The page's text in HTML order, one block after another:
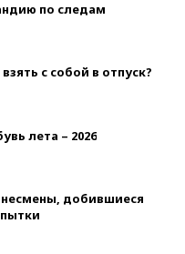
по следам
с собой в отпуск?
лета – 2026
добившиеся